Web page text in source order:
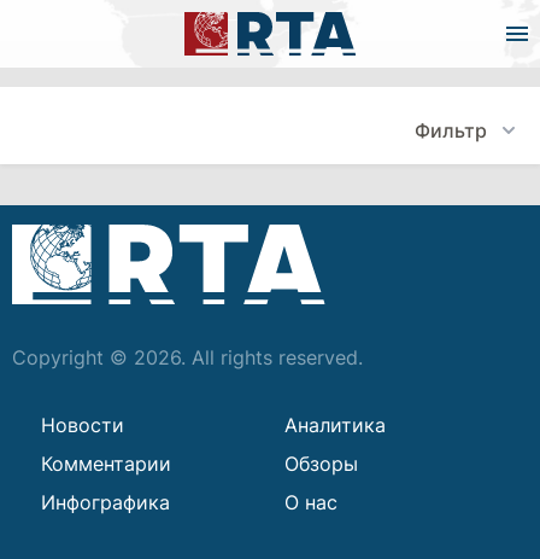
Фильтр
Copyright © 2026. All rights reserved.
Новости
Аналитика
Комментарии
Обзоры
Инфографика
О нас